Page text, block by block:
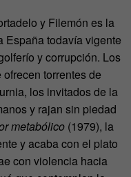
y Filemón es la
España todavía vigente
y corrupción. Los
torrentes de
los invitados de la
y rajan sin piedad
metabólico (1979), la
y acaba con el plato
con violencia hacia